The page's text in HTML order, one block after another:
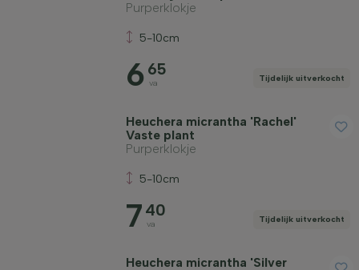
Purperklokje
5-10cm
6 65
va
Tijdelijk uitverkocht
Heuchera micrantha 'Rachel'
Vaste plant
Purperklokje
5-10cm
7 40
va
Tijdelijk uitverkocht
Heuchera micrantha 'Silver